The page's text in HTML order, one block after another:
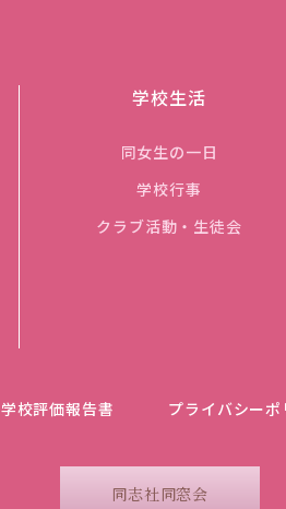
学校生活
同女生の一日
学校行事
クラブ活動・生徒会
学校評価報告書 プライバシーポ
同志社同窓会